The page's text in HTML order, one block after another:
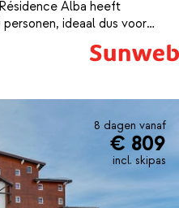
Alba heeft
ideaal dus voor
centrum van les Deux
hier van de
8 dagen vanaf
€ 809
incl. skipas